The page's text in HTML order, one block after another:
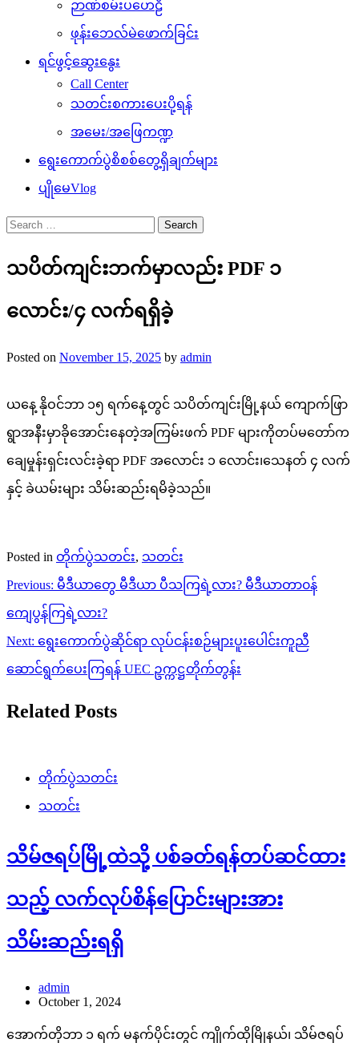
ဉာဏ်စမ်းပဟေဠိ
ဖုန်းဘေလ်မဲဖောက်ခြင်း
ရင်ဖွင့်ဆွေးနွေး
Call Center
သတင်းစကားပေးပို့ရန်
အမေး/အဖြေကဏ္ဍ
ရွေးကောက်ပွဲစိစစ်တွေ့ရှိချက်များ
ပျိုမေVlog
Search
for:
သပိတ်ကျင်းဘက်မှာလည်း PDF ၁
လောင်း/၄ လက်ရရှိခဲ့
Posted on November 15, 2025 by admin
ယနေ့ နိုဝင်ဘာ ၁၅ ရက်နေ့တွင် သပိတ်ကျင်းမြို့နယ် ကျောက်ဖြာ
ရွာအနီးမှာခိုအောင်းနေတဲ့အကြမ်းဖက် PDF များကိုတပ်မတော်က
ချေမှုန်းရှင်းလင်းခဲ့ရာ PDF အလောင်း ၁ လောင်း၊သေနတ် ၄ လက်
နှင့် ခဲယမ်းများ သိမ်းဆည်းရမိခဲ့သည်။
Posted in တိုက်ပွဲသတင်း, သတင်း
Post
navigation
Previous: မီဒီယာတွေ မီဒီယာ ပီသကြရဲ့လား? မီဒီယာတာ၀န်
ကျေပွန်ကြရဲ့လား?
Next: ရွေးကောက်ပွဲဆိုင်ရာ လုပ်ငန်းစဉ်များပူးပေါင်းကူညီ
ဆောင်ရွက်ပေးကြရန် UEC ဥက္ကဋ္ဌတိုက်တွန်း
Related Posts
တိုက်ပွဲသတင်း
သတင်း
သိမ်ဇရပ်မြို့ထဲသို့ ပစ်ခတ်ရန်တပ်ဆင်ထား
သည့် လက်လုပ်စိန်ပြောင်းများအား
သိမ်းဆည်းရရှိ
admin
October 1, 2024
အောက်တိုဘာ ၁ ရက် မနက်ပိုင်းတွင် ကျိုက်ထိုမြိုနယ်၊ သိမ်ဇရပ်